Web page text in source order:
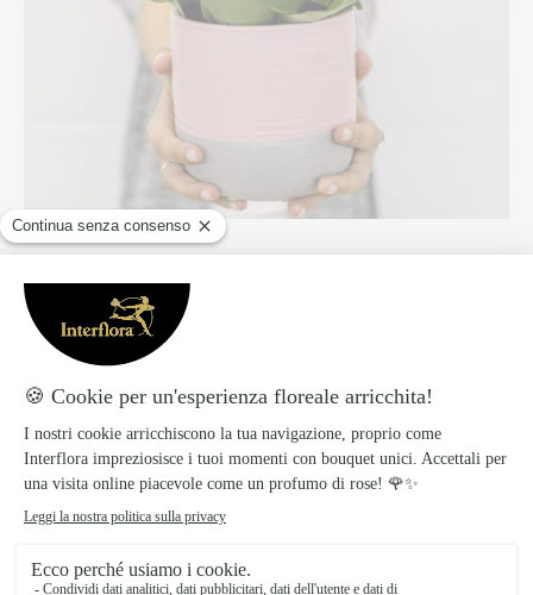
Kalanchoe: una perenne facile da curare
La kalanchoe è una pianta grassa perenne. Grazie
alle sue foglie carnose che trattengono l’acqua,
tollera bene la siccità ed è quindi una pianta che
richiede poca manutenzione. I fiori sono piccoli e
colorati. I colori variano a seconda della varietà: